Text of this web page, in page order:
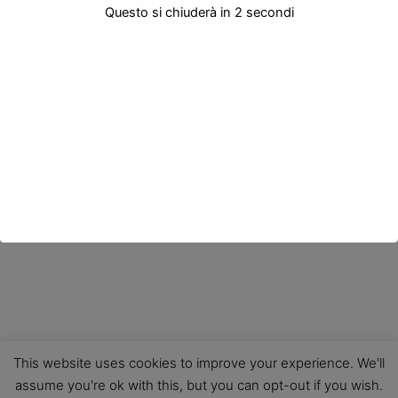
This website uses cookies to improve your experience. We'll
assume you're ok with this, but you can opt-out if you wish.
Questo si chiuderà in 2 secondi